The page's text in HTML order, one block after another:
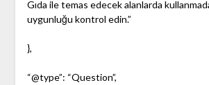
Gıda ile temas edecek alanlarda
uygunluğu kontrol edin.”
},
“@type”: “Question”,